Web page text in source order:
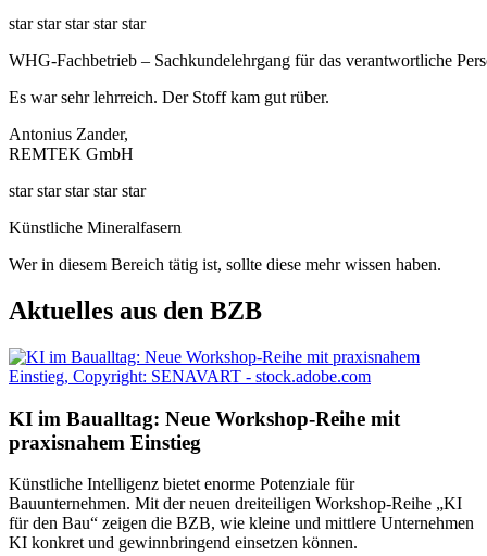
star star star star star
WHG-Fachbetrieb – Sachkundelehrgang für das verantwortliche
Es war sehr lehrreich. Der Stoff kam gut rüber.
Antonius Zander,
REMTEK GmbH
star star star star star
Künstliche Mineralfasern
Wer in diesem Bereich tätig ist, sollte diese mehr wissen haben.
Aktuelles aus den BZB
KI im Baualltag: Neue Workshop-Reihe mit
praxisnahem Einstieg
Künstliche Intelligenz bietet enorme Potenziale für
Bauunternehmen. Mit der neuen dreiteiligen Workshop-Reihe „KI
für den Bau“ zeigen die BZB, wie kleine und mittlere Unternehmen
KI konkret und gewinnbringend einsetzen können.